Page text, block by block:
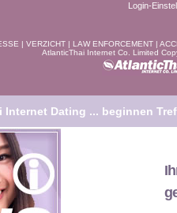
Login-
| VERZICHT | LAW ENFORCEMENT |
AtlanticThai Internet Co. Limited
Internet Dating ... beginnen